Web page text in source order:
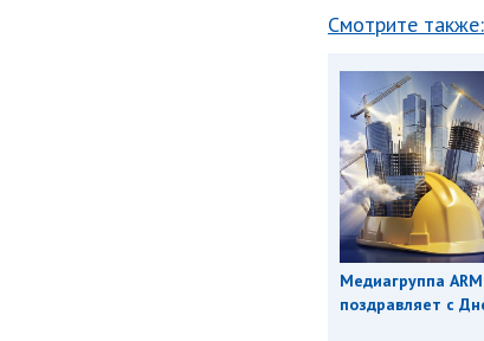
Смотрите также:
Медиагруппа
поздравляет с